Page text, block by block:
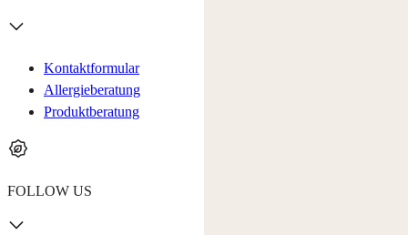
Kontaktformular
Allergieberatung
Produktberatung
FOLLOW US